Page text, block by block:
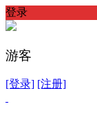
登录
游客
[登录] [注册]